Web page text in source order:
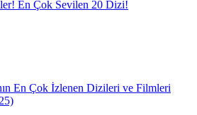
En Çok Sevilen 20 Dizi!
En Çok İzlenen Dizileri ve Filmleri